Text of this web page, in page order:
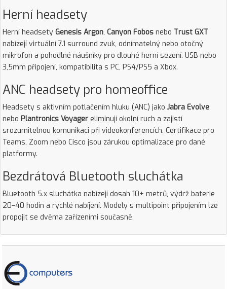
Herní headsety
Herní headsety Genesis Argon, Canyon Fobos nebo Trust GXT
nabízejí virtuální 7.1 surround zvuk, odnímatelný nebo otočný
mikrofon a pohodlné náušníky pro dlouhé herní sezení. USB nebo
3,5mm připojení, kompatibilita s PC, PS4/PS5 a Xbox.
ANC headsety pro homeoffice
Headsety s aktivním potlačením hluku (ANC) jako Jabra Evolve
nebo Plantronics Voyager eliminují okolní ruch a zajistí
srozumitelnou komunikaci při videokonferencích. Certifikace pro
Teams, Zoom nebo Cisco jsou zárukou optimalizace pro dané
platformy.
Bezdrátová Bluetooth sluchátka
Bluetooth 5.x sluchátka nabízejí dosah 10+ metrů, výdrž baterie
20–40 hodin a rychlé nabíjení. Modely s multipoint připojením lze
propojit se dvěma zařízeními současně.